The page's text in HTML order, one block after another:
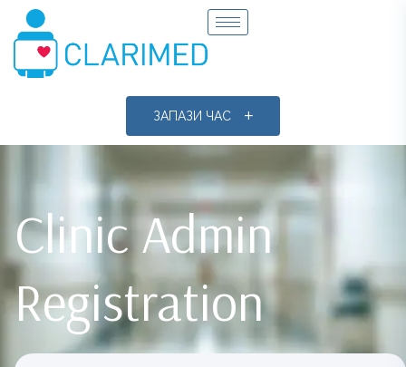
ЗАПАЗИ ЧАС
Clinic Admin
Registration